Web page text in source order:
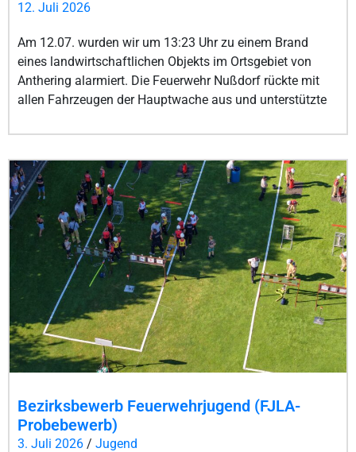
12. Juli 2026
Am 12.07. wurden wir um 13:23 Uhr zu einem Brand
eines landwirtschaftlichen Objekts im Ortsgebiet von
Anthering alarmiert. Die Feuerwehr Nußdorf rückte mit
allen Fahrzeugen der Hauptwache aus und unterstützte
Bezirksbewerb Feuerwehrjugend (FJLA-
Probebewerb)
3. Juli 2026 / Jugend